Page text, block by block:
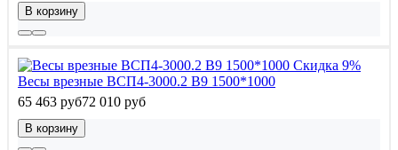
В корзину
Скидка 9%
Весы врезные ВСП4-3000.2 В9 1500*1000
65 463 руб72 010 руб
В корзину